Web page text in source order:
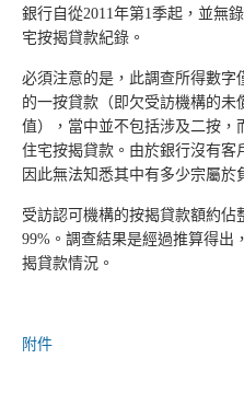
銀行自從2011年第1季起，並無
宅按揭貸款紀錄。
必須注意的是，此調查所得數字
的一按貸款（即欠受訪機構的
值），當中並不包括涉及二按，
住宅按揭貸款。由於銀行沒有客
因此無法知悉其中有多少宗屬於
受訪認可機構的按揭貸款額約佔
99%。調查結果是經過推算得出
揭貸款情況。
附件